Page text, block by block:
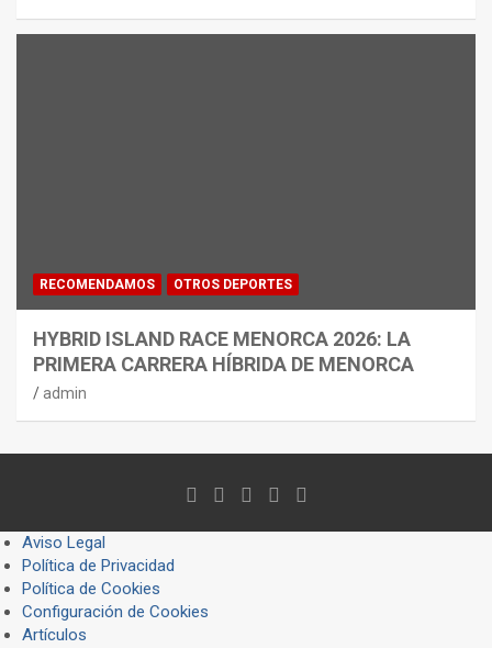
RECOMENDAMOS OTROS DEPORTES
HYBRID ISLAND RACE MENORCA 2026: LA
PRIMERA CARRERA HÍBRIDA DE MENORCA
admin
Aviso Legal
Política de Privacidad
Política de Cookies
Configuración de Cookies
Artículos